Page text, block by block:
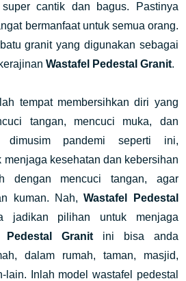
cantik dan bagus. Pastinya
bermanfaat untuk semua orang.
granit yang digunakan sebagai
Wastafel Pedestal Granit.
tempat membersihkan diri yang
tangan, mencuci muka, dan
dimusim pandemi seperti ini,
kesehatan dan kebersihan
dengan mencuci tangan, agar
kuman. Nah,Wastafel Pedestal
pilihan untuk menjaga
Pedestal Granit ini bisa anda
dalam rumah, taman, masjid,
lain. Inlah model wastafel pedestal